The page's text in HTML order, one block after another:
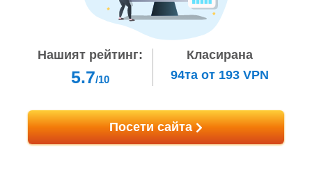
Нашият рейтинг:
5.7/10
Класирана
94тa от 193 VPN
Посети сайта